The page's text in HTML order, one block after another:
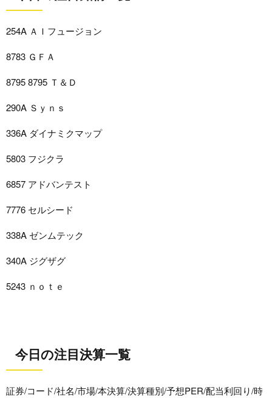
254A ＡＩフュージョン
8783 ＧＦＡ
8795 8795 Ｔ＆Ｄ
290A Ｓｙｎｓ
336A ダイナミクマップ
5803 フジクラ
6857 アドバンテスト
7776 セルシード
338A ゼンムテック
340A ジグザグ
5243 ｎｏｔｅ
今日の注目決算一覧
証券/コード/社名/市場/本決算/決算種別/予想PER/配当利回り/時